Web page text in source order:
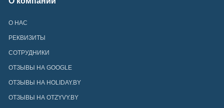
О НАС
РЕКВИЗИТЫ
СОТРУДНИКИ
ОТЗЫВЫ НА GOOGLE
ОТЗЫВЫ НА HOLIDAY.BY
ОТЗЫВЫ НА OTZYVY.BY